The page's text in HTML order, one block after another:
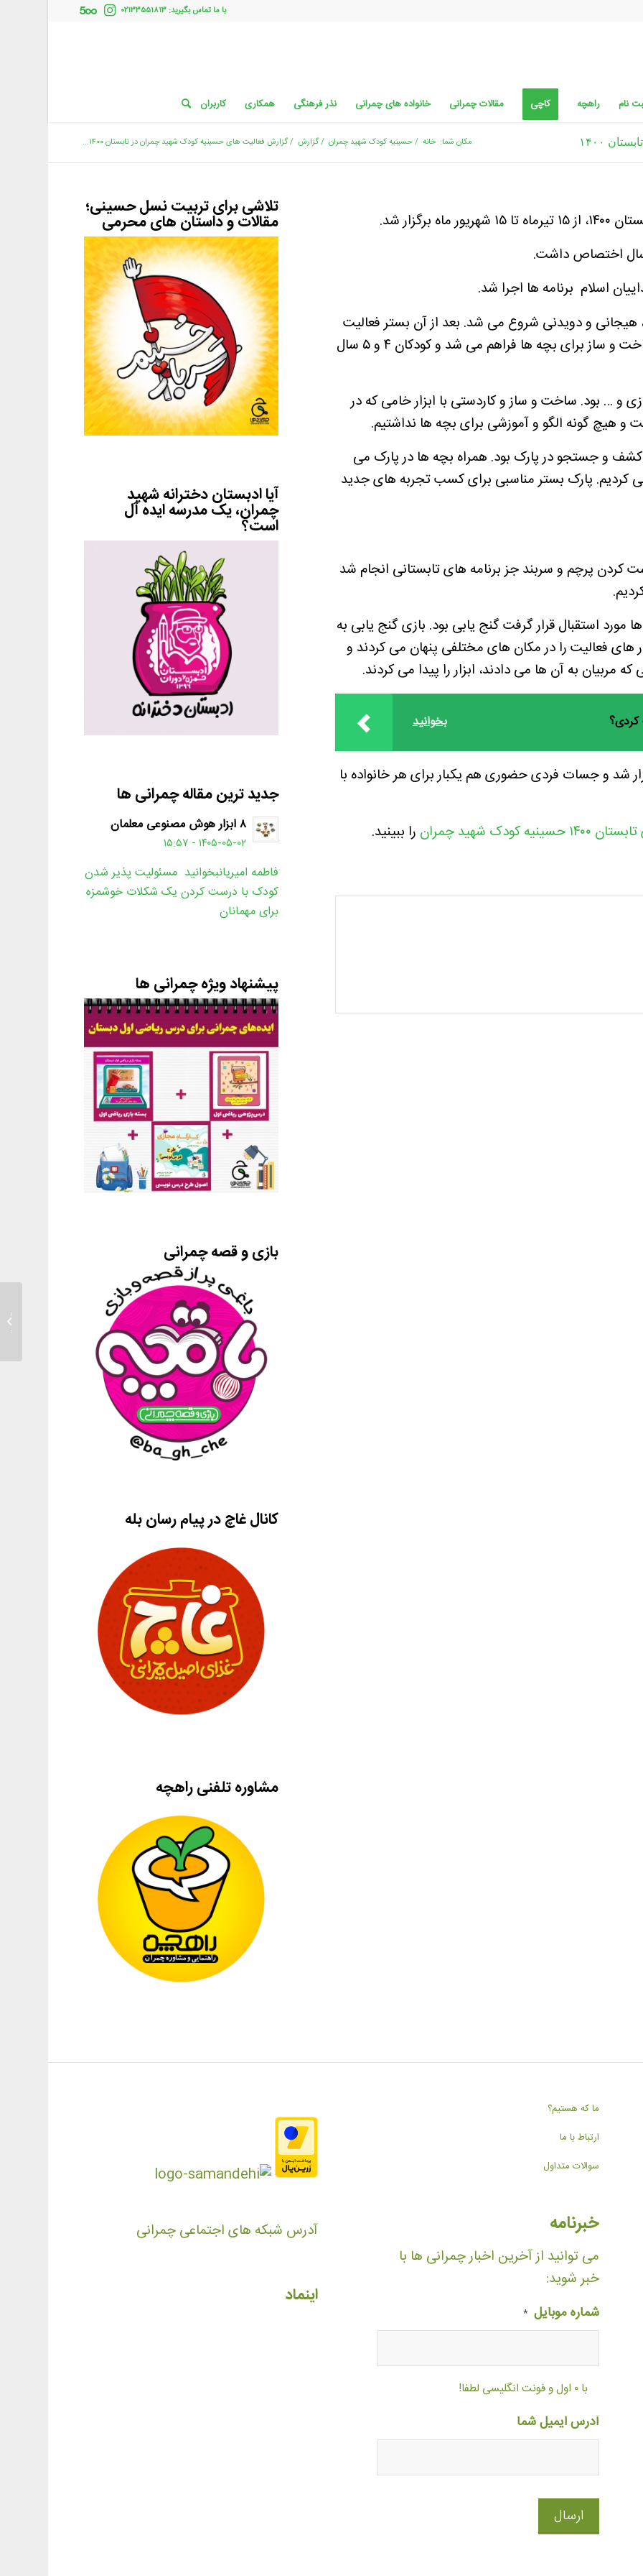
با ما تماس بگیرید: ۰۲۱۳۳۵۵۱۸۱۳
نام راهچه کاچی مقالات چمرانی خانواده های چمرانی نذر فرهنگی همکاری کاربران
۱۴۰۰ مکان شما: خانه /حسینیه کودک شهید چمران /گزارش /گزارش فعالیت های حسینیه کودک شهید چمران در تابستان ۱۴۰۰...
شد.
هیجانی و دویدنی شروع می شد. بعد از آن بستر فعالیت
های دست ورزی یا نقاشی و رنگ بازی و یا ساخت و ساز برای بچه ها فراهم می شد و کودکان ۴ و ۵ سال
و … بود. ساخت و ساز و کاردستی با ابزار خامی که در
و هیچ گونه الگو و آموزشی برای بچه ها نداشتیم.
و جستجو در پارک بود. همراه بچه ها در پارک می
پارک بستر مناسبی برای کسب تجربه های جدید
کردن پرچم و سربند جز برنامه های تابستانی انجام شد
استقبال قرار گرفت گنج یابی بود. بازی گنج یابی به
های فعالیت را در مکان های مختلفی پنهان می کردند و
مربیان به آن ها می دادند، ابزار را پیدا می کردند.
بخوانید کردی؟
شد و جسات فردی حضوری هم یکبار برای هر خانواده با
کودک شهید چمران را ببینید.
تلاشی برای تربیت نسل حسینی؛
مقالات و داستان های محرمی
آیا ادبستان دخترانه شهید
چمران، یک مدرسه ایده آل
است؟
جدید ترین مقاله چمرانی ها
۸ ابزار هوش مصنوعی معلمان
۱۴۰۵-۰۵-۰۲ - ۱۵:۵۷
فاطمه امیریانبخوانید مسئولیت پذیر شدن
کودک با درست کردن یک شکلات خوشمزه
برای مهمانان
پیشنهاد ویژه چمرانی ها
بازی و قصه چمرانی
کانال غاچ در پیام رسان بله
مشاوره تلفنی راهچه
ما که هستیم؟
ارتباط با ما
سوالات متداول
خبرنامه
می توانید از آخرین اخبار چمرانی ها با
خبر شوید:
شماره موبایل *
با ۰ اول و فونت انگلیسی لطفا!
آدرس ایمیل شما
آدرس شبکه های اجتماعی چمرانی
اینماد